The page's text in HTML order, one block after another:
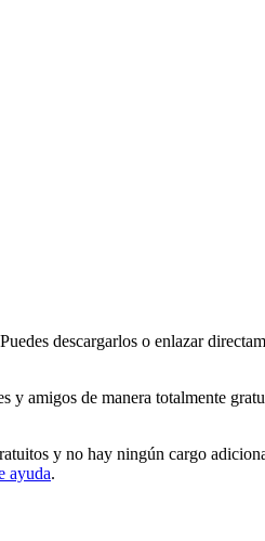
descargarlos o enlazar
amigos de manera totalmente
y no hay ningún cargo
ayuda.